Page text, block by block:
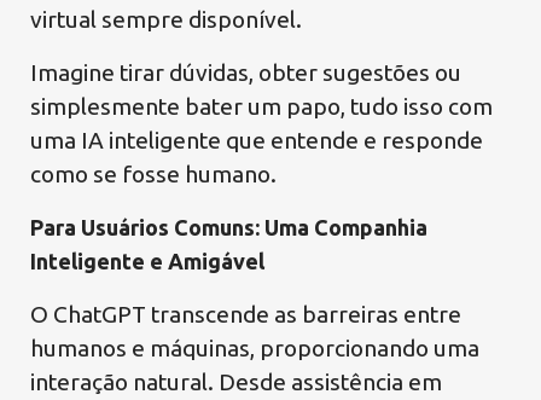
virtual sempre disponível.
Imagine tirar dúvidas, obter sugestões ou
simplesmente bater um papo, tudo isso com
uma IA inteligente que entende e responde
como se fosse humano.
Para Usuários Comuns: Uma Companhia
Inteligente e Amigável
O ChatGPT transcende as barreiras entre
humanos e máquinas, proporcionando uma
interação natural. Desde assistência em